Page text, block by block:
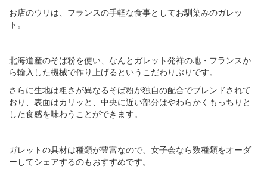
お店のウリは、フランスの手軽な食事としてお馴染みのガレッ
ト。
北海道産のそば粉を使い、なんとガレット発祥の地・フランスか
ら輸入した機械で作り上げるというこだわりぶりです。
さらに生地は粗さが異なるそば粉が独自の配合でブレンドされて
おり、表面はカリッと、中央に近い部分はやわらかくもっちりと
した食感を味わうことができます。
ガレットの具材は種類が豊富なので、女子会なら数種類をオーダ
ーしてシェアするのもおすすめです。